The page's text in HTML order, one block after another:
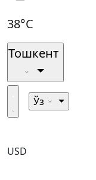
38°C
Тошкент
Ўз
USD